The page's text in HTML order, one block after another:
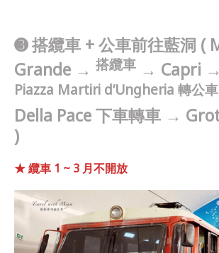
➌ 搭纜車 + 公車前往藍洞 (
Grande → 搭纜車 → Capri →
Piazza Martiri d’Ungheria 轉公車
Della Pace 下車轉車 →
)
★ 纜車 1 ~ 3 月不開放